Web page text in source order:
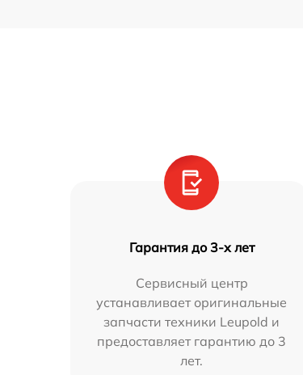
Гарантия до 3-х лет
Сервисный центр
устанавливает оригинальные
запчасти техники Leupold и
предоставляет гарантию до 3
лет.